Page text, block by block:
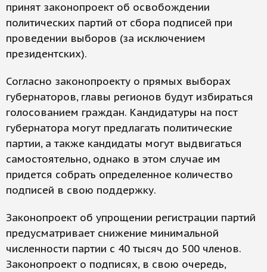
принят законопроект об освобождении
политических партий от сбора подписей при
проведении выборов (за исключением
президентских).
Согласно законопроекту о прямых выборах
губернаторов, главы регионов будут избираться
голосованием граждан. Кандидатуры на пост
губернатора могут предлагать политические
партии, а также кандидаты могут выдвигаться
самостоятельно, однако в этом случае им
придется собрать определенное количество
подписей в свою поддержку.
Законопроект об упрощении регистрации партий
предусматривает снижение минимальной
численности партии с 40 тысяч до 500 членов.
Законопроект о подписях, в свою очередь,